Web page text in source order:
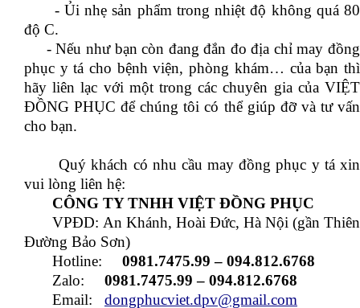
- Ủi nhẹ sản phẩm trong nhiệt độ không quá 80
độ C.
- Nếu như bạn còn đang đắn đo địa chỉ may đồng
phục y tá cho bệnh viện, phòng khám… của bạn thì
hãy liên lạc với một trong các chuyên gia của VIỆT
ĐỒNG PHỤC để chúng tôi có thể giúp đỡ và tư vấn
cho bạn.
Quý khách có nhu cầu may đồng phục y tá xin
vui lòng liên hệ:
CÔNG TY TNHH VIỆT ĐỒNG PHỤC
VPĐD: An Khánh, Hoài Đức, Hà Nội (gần Thiên
Đường Bảo Sơn)
Hotline: 0981.7475.99 – 094.812.6768
Zalo:
0981.7475.99 – 094.812.6768
Email: dongphucviet.dpv@gmail.com